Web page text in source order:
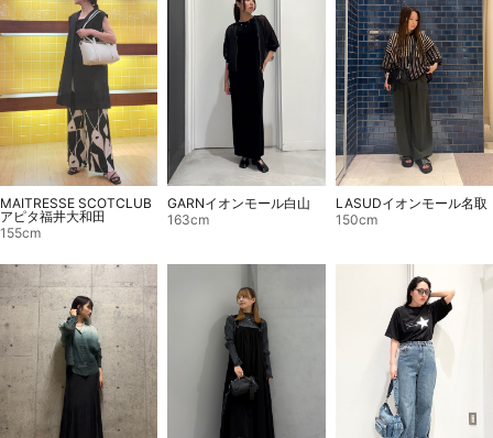
MAITRESSE SCOTCLUB
アピタ福井大和田
155cm
GARNイオンモール白山
163cm
LASUDイオンモール名取
150cm